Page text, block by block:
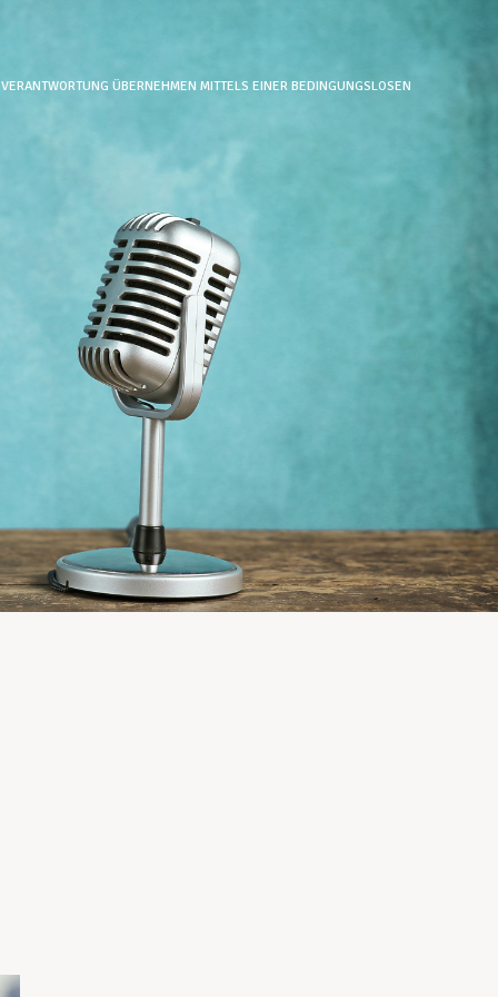
ÜBERNEHMEN MITTELS EINER BEDINGUNGSLOSEN